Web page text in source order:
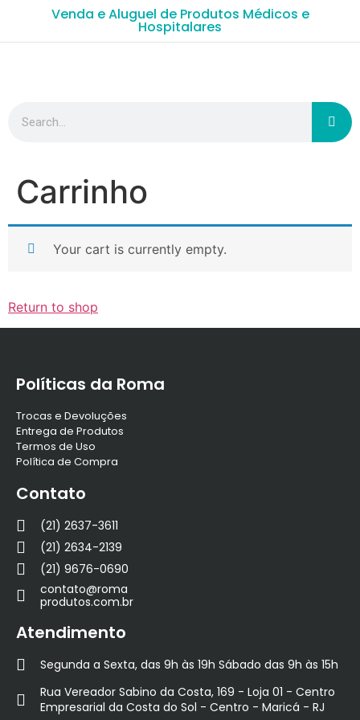
Venda e Aluguel de Produtos Médicos e
Hospitalares
Carrinho
Your cart is currently empty.
Return to shop
Políticas da Roma
Trocas e Devoluções
Entrega de Produtos
Termos de Uso
Política de Compra
Contato
(21) 2637-3611
(21) 2634-2139
(21) 9676-0690
contato@roma
produtos.com.br
Atendimento
Segunda a Sexta, das 9h às 19h Sábado das 9h às 15h
Rua Vereador Sabino da Costa, 169 - Loja 01 - Centro
Empresarial da Costa do Sol - Centro - Maricá - RJ